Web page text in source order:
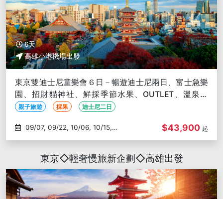
6天
高雄小港機場出發
東京雙迪士尼童樂會６日－暢遊迪士尼兩日、富士急樂
園、招財貓神社、鮮採季節水果、OUTLET、溫泉飯
店-高雄出發
親子旅遊 採果 迪士尼二日
10/19
$43,900 起
東京◇輕奢慢旅新企劃◇高雄出發